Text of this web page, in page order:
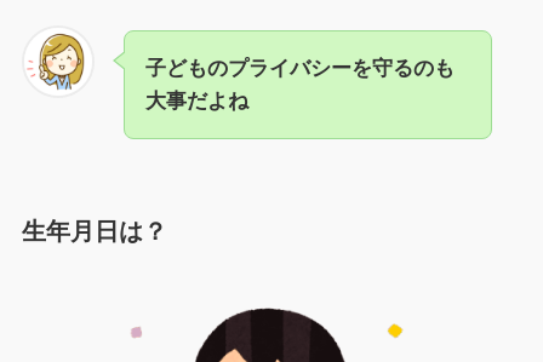
子どものプライバシーを守るのも
大事だよね
生年月日は？